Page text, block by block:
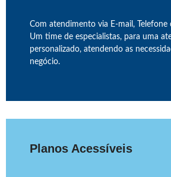
Com atendimento via E-mail,
Um time de especialistas, para uma
personalizado, atendendo as
negócio.
Planos Acessíveis